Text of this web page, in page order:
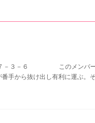
７－３－６ このメンバー
手から抜け出し有利に運ぶ。